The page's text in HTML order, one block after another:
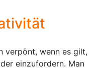
verpönt, wenn es gilt,
einzufordern. Man